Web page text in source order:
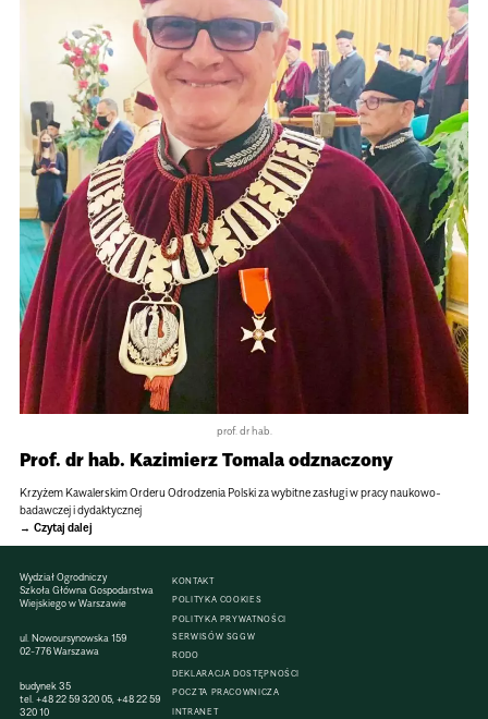
prof. dr hab.
Prof. dr hab. Kazimierz Tomala odznaczony
Krzyżem Kawalerskim Orderu Odrodzenia Polski za wybitne zasługi w pracy naukowo-
badawczej i dydaktycznej
Czytaj dalej
Wydział Ogrodniczy
Szkoła Główna Gospodarstwa
Wiejskiego w Warszawie
ul. Nowoursynowska 159
02-776 Warszawa
budynek 35
tel. +48 22 59 320 05, +48 22 59
320 10
KONTAKT
POLITYKA COOKIES
POLITYKA PRYWATNOŚCI
SERWISÓW SGGW
RODO
DEKLARACJA DOSTĘPNOŚCI
POCZTA PRACOWNICZA
INTRANET